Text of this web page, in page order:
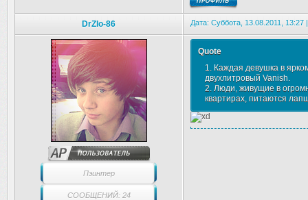
которого ты вообще не
13. Оказывается это
способно задурманить
14. Красавчики и
DrZlo-86 Дата: Суббота, 13.08.2011,
Пэинтер
СООБЩЕНИЙ: 24
Quote
1. Каждая девушка в
двухлитровый Vanish.
2. Люди, живущие в
квартирах, питаются